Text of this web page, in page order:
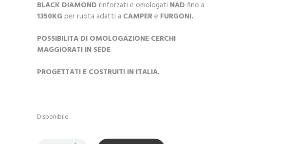
BLACK DIAMONDrinforzati e omologati NAD fino a
1350KG per ruota adatti a CAMPERe FURGONI.
POSSIBILITA DI OMOLOGAZIONE CERCHI
MAGGIORATI IN SEDE
PROGETTATI E COSTRUITI IN ITALIA.
Disponibile